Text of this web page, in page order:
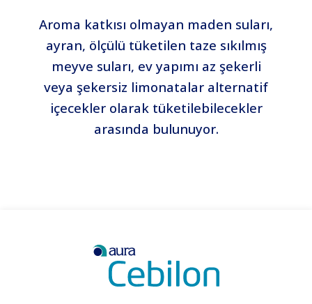
Aroma katkısı olmayan maden suları,
ayran, ölçülü tüketilen taze sıkılmış
meyve suları, ev yapımı az şekerli
veya şekersiz limonatalar alternatif
içecekler olarak tüketilebilecekler
arasında bulunuyor.